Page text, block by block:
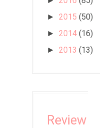
► 2015 (50)
► 2014 (16)
► 2013 (13)
Review